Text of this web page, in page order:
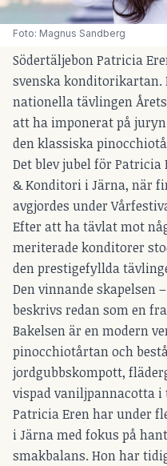
Foto: Magnus Sandberg
Södertäljebon Patricia
svenska konditorikartan.
nationella tävlingen
att ha imponerat på
den klassiska
Det blev jubel för
& Konditori i Järna, när
avgjordes under
Efter att ha tävlat mot
meriterade konditorer
den prestigefyllda
Den vinnande skapelsen
beskrivs redan som en
Bakelsen är en modern
pinocchiotårtan och
jordgubbskompott,
vispad vaniljpannacotta i
Patricia Eren har under
i Järna med fokus på
smakbalans. Hon har